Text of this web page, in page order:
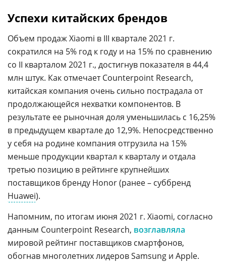
Успехи китайских брендов
Объем продаж Xiaomi в III квартале 2021 г.
сократился на 5% год к году и на 15% по сравнению
со II кварталом 2021 г., достигнув показателя в 44,4
млн штук. Как отмечает Counterpoint Research,
китайская компания очень сильно пострадала от
продолжающейся нехватки компонентов. В
результате ее рыночная доля уменьшилась с 16,25%
в предыдущем квартале до 12,9%. Непосредственно
у себя на родине компания отгрузила на 15%
меньше продукции квартал к кварталу и отдала
третью позицию в рейтинге крупнейших
поставщиков бренду Honor (ранее – суббренд
Huawei).
Напомним, по итогам июня 2021 г. Xiaomi, согласно
данным Counterpoint Research, возглавляла
мировой рейтинг поставщиков смартфонов,
обогнав многолетних лидеров Samsung и Apple.